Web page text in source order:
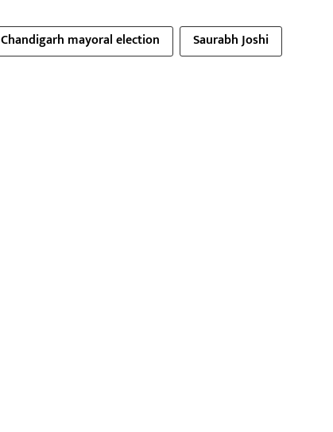
Chandigarh mayoral election Saurabh Joshi